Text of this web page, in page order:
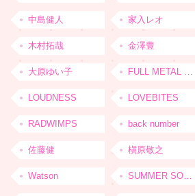
中島健人 家入レオ
木村拓哉 金澤豊
大原ゆい子 FULL METAL JAPAN 2026
LOUDNESS LOVEBITES
RADWIMPS back number
佐藤健 槇原敬之
Watson SUMMER SONIC